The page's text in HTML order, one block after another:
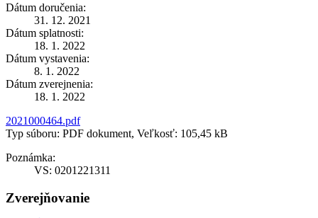
Dátum doručenia:
31. 12. 2021
Dátum splatnosti:
18. 1. 2022
Dátum vystavenia:
8. 1. 2022
Dátum zverejnenia:
18. 1. 2022
2021000464.pdf
Typ súboru: PDF dokument, Veľkosť: 105,45 kB
Poznámka:
VS: 0201221311
Zverejňovanie